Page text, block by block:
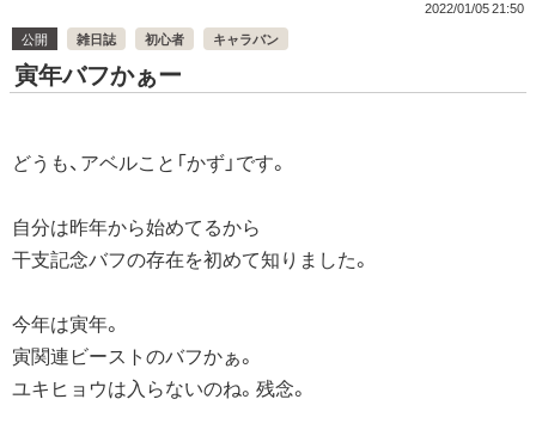
2022/01/05 21:50
公開
雑日誌 初心者 キャラバン
寅年バフかぁー
どうも、アベルこと「かず」です。
自分は昨年から始めてるから
干支記念バフの存在を初めて知りました。
今年は寅年。
寅関連ビーストのバフかぁ。
ユキヒョウは入らないのね。残念。